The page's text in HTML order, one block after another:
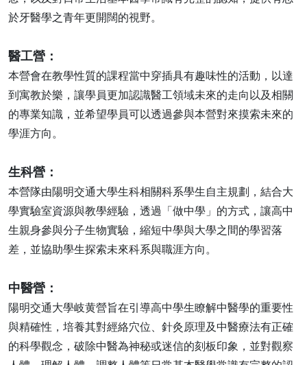
於牙醫學之青年更開闊的視野。
醫工營：
本營會在教學性質的課程當中穿插具有趣味性的活動，以達
到寓教於樂，讓學員更加認識醫工領域未來的走向以及相關
的專業知識，並希望學員可以透過參與本營對來摸索未來的
學涯方向。
生科營：
本營隊由陽明交通大學生科相關科系學生自主規劃，結合大
學實驗室資源與教學經驗，透過「做中學」的方式，讓高中
生親身參與分子生物實驗，縮短中學與大學之間的學習落
差，並協助學生探索未來科系與職涯方向。
中醫營：
陽明交通大學岐黄營旨在引導高中學生瞭解中醫學的重要性
與精確性，培養其對經絡穴位、針灸原理及中醫療法有正確
的科學觀念，破除中醫為神秘或迷信的刻板印象，並對觀察